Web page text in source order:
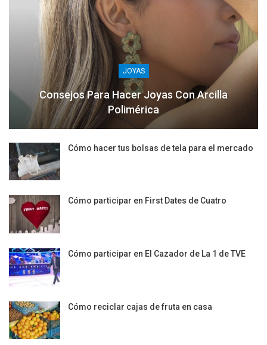
JOYAS
Consejos Para Hacer Joyas Con Arcilla
Polimérica
Cómo hacer tus bolsas de tela para el mercado
Cómo participar en First Dates de Cuatro
Cómo participar en El Cazador de La 1 de TVE
Cómo reciclar cajas de fruta en casa